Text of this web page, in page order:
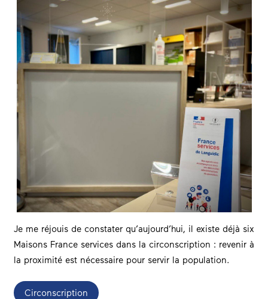
Je me réjouis de constater qu’aujourd’hui, il existe déjà six
Maisons France services dans la circonscription : revenir à
la proximité est nécessaire pour servir la population.
Circonscription